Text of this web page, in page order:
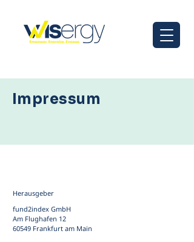
Impressum
Herausgeber
fund2index GmbH
Am Flughafen 12
60549 Frankfurt am Main